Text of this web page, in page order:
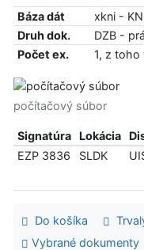
Báza dát
xkni -
Druh dok.
DZB -
Počet ex.
1, z
počítačový súbor
Signatúra Lokácia
EZP 3836
SLDK
Do košíka
Vybrané dokumenty